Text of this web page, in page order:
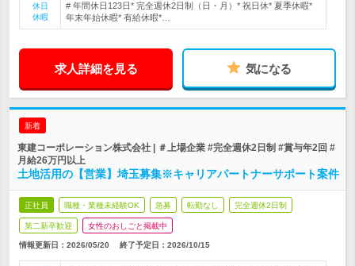
休日
休暇
# 年間休日123日* 完全週休2日制（日・月）* 祝日休* 夏季休暇*
年末年始休暇* 有給休暇*…
求人詳細を見る 気になる
新着
東建コーポレーション株式会社 | ＃上場企業 #完全週休2日制 #賞与年2回 #
月給26万円以上
土地活用の【営業】埼玉募集※キャリアパートナーサポート案件
正社員 職種・業種未経験OK 急募 転勤なし 完全週休2日制
第二新卒歓迎 女性のおしごと掲載中
情報更新日：2026/05/20 終了予定日： 2026/10/15